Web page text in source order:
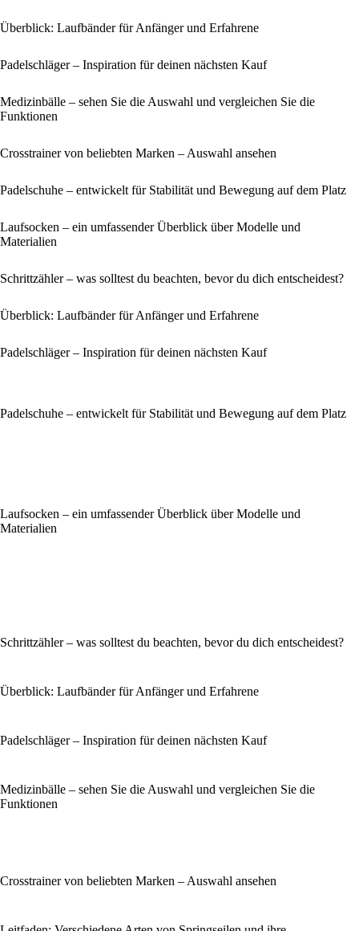
Überblick: Laufbänder für Anfänger und Erfahrene
Padelschläger – Inspiration für deinen nächsten Kauf
Medizinbälle – sehen Sie die Auswahl und vergleichen Sie die
Funktionen
Crosstrainer von beliebten Marken – Auswahl ansehen
Padelschuhe – entwickelt für Stabilität und Bewegung auf dem Platz
Laufsocken – ein umfassender Überblick über Modelle und
Materialien
Schrittzähler – was solltest du beachten, bevor du dich entscheidest?
Überblick: Laufbänder für Anfänger und Erfahrene
Padelschläger – Inspiration für deinen nächsten Kauf
Padelschuhe – entwickelt für Stabilität und Bewegung auf dem Platz
Laufsocken – ein umfassender Überblick über Modelle und
Materialien
Schrittzähler – was solltest du beachten, bevor du dich entscheidest?
Überblick: Laufbänder für Anfänger und Erfahrene
Padelschläger – Inspiration für deinen nächsten Kauf
Medizinbälle – sehen Sie die Auswahl und vergleichen Sie die
Funktionen
Crosstrainer von beliebten Marken – Auswahl ansehen